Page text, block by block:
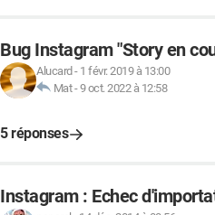
Bug Instagram "Story en
Alucard - 1 févr. 2019 à 13:00
Mat-9 oct. 2022 à 12:58
5 réponses
Instagram : Echec